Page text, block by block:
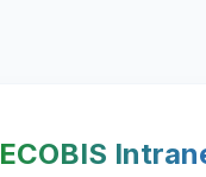
ECOBIS